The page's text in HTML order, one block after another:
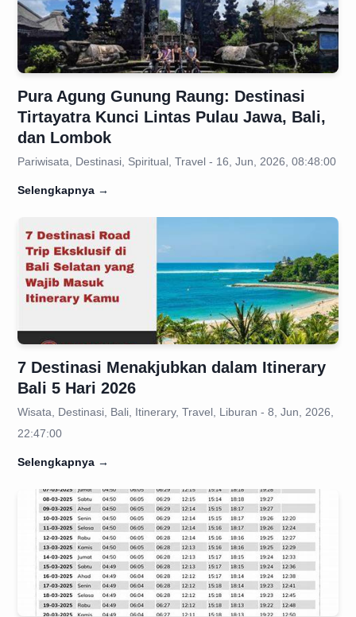
Pura Agung Gunung Raung: Destinasi
Tirtayatra Kunci Lintas Pulau Jawa, Bali,
dan Lombok
Pariwisata, Destinasi, Spiritual, Travel - 16, Jun, 2026, 08:48:00
Selengkapnya →
7 Destinasi Menakjubkan dalam Itinerary
Bali 5 Hari 2026
Wisata, Destinasi, Bali, Itinerary, Travel, Liburan - 8, Jun, 2026,
22:47:00
Selengkapnya →